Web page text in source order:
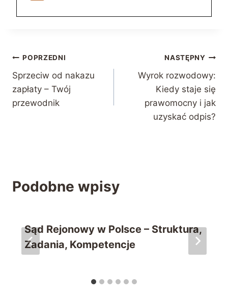
Nawigacja
wpisu
POPRZEDNI
Sprzeciw od nakazu
zapłaty – Twój
przewodnik
NASTĘPNY
Wyrok rozwodowy:
Kiedy staje się
prawomocny i jak
uzyskać odpis?
Podobne wpisy
Sąd Rejonowy w Polsce – Struktura,
Zadania, Kompetencje